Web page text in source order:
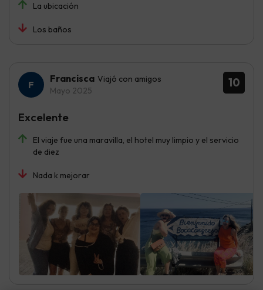
La ubicación
Los baños
10
Francisca Viajó con amigos
Mayo 2025
El viaje fue una maravilla, el hotel muy limpio y el servicio
de diez
Nada k mejorar
Excelente